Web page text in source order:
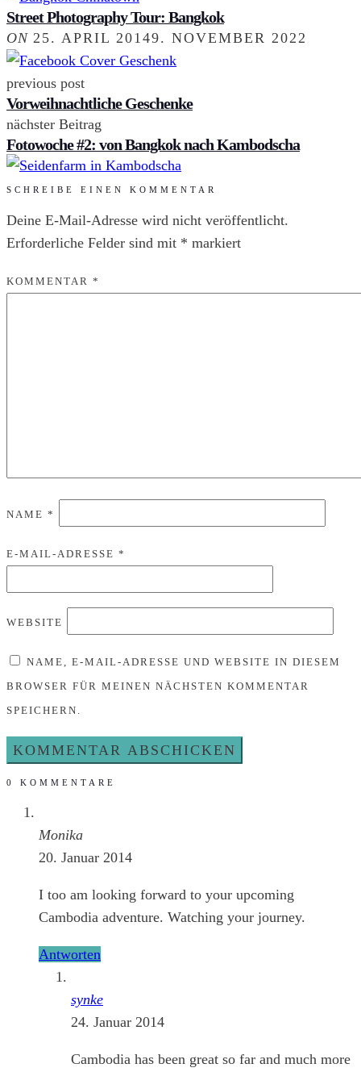
Street Photography Tour: Bangkok
ON 25. APRIL 20149. NOVEMBER 2022
previous post
Vorweihnachtliche Geschenke
nächster Beitrag
Fotowoche #2: von Bangkok nach Kambodscha
SCHREIBE EINEN KOMMENTAR
Deine E-Mail-Adresse wird nicht veröffentlicht.
Erforderliche Felder sind mit * markiert
KOMMENTAR *
NAME *
E-MAIL-ADRESSE *
WEBSITE
NAME, E-MAIL-ADRESSE UND WEBSITE IN DIESEM
BROWSER FÜR MEINEN NÄCHSTEN KOMMENTAR
SPEICHERN.
0 KOMMENTARE
Monika
20. Januar 2014
I too am looking forward to your upcoming
Cambodia adventure. Watching your journey.
Antworten
synke
24. Januar 2014
Cambodia has been great so far and much more